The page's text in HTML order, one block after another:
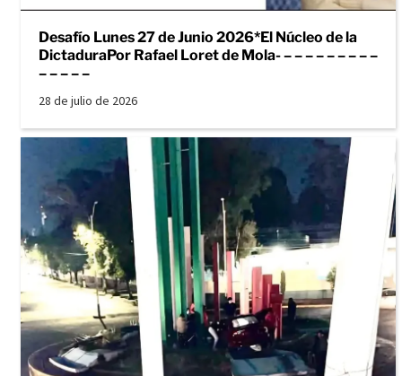
Desafío Lunes 27 de Junio 2026*El Núcleo de la
DictaduraPor Rafael Loret de Mola- – – – – – – – – –
– – – – –
28 de julio de 2026